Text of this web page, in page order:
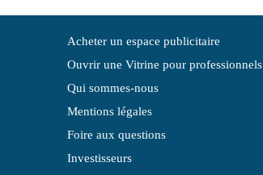
Acheter un espace publicitaire
Ouvrir une Vitrine pour professionnels
Qui sommes-nous
Mentions légales
Foire aux questions
Investisseurs